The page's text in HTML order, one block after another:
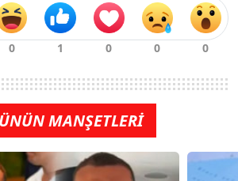
MANŞETLERİ